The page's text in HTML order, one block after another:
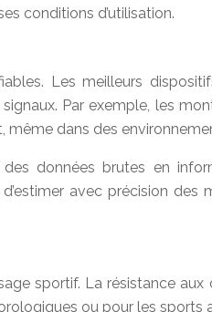
conditions d’utilisation.
Les meilleurs
Par exemple, les
dans des
données brutes en
avec précision
sportif. La résistance
ou pour les sports